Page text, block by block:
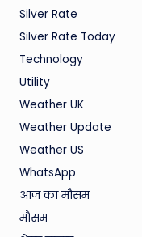
Silver Rate
Silver Rate Today
Technology
Utility
Weather UK
Weather Update
Weather US
WhatsApp
आज का मौसम
मौसम